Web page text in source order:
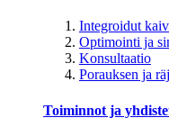
Integroidut
Optimointi ja
Konsultaatio
Porauksen ja
Toiminnot ja